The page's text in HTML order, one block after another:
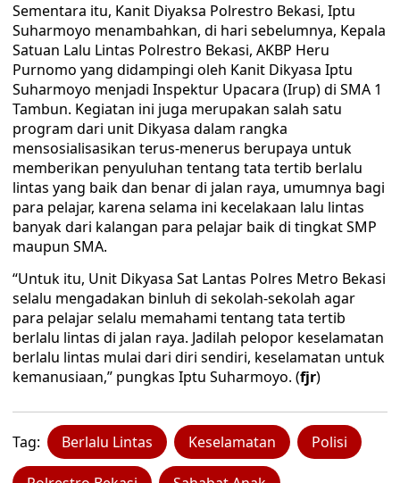
Sementara itu, Kanit Diyaksa Polrestro Bekasi, Iptu
Suharmoyo menambahkan, di hari sebelumnya, Kepala
Satuan Lalu Lintas Polrestro Bekasi, AKBP Heru
Purnomo yang didampingi oleh Kanit Dikyasa Iptu
Suharmoyo menjadi Inspektur Upacara (Irup) di SMA 1
Tambun. Kegiatan ini juga merupakan salah satu
program dari unit Dikyasa dalam rangka
mensosialisasikan terus-menerus berupaya untuk
memberikan penyuluhan tentang tata tertib berlalu
lintas yang baik dan benar di jalan raya, umumnya bagi
para pelajar, karena selama ini kecelakaan lalu lintas
banyak dari kalangan para pelajar baik di tingkat SMP
maupun SMA.
“Untuk itu, Unit Dikyasa Sat Lantas Polres Metro Bekasi
selalu mengadakan binluh di sekolah-sekolah agar
para pelajar selalu memahami tentang tata tertib
berlalu lintas di jalan raya. Jadilah pelopor keselamatan
berlalu lintas mulai dari diri sendiri, keselamatan untuk
kemanusiaan,” pungkas Iptu Suharmoyo. (fjr)
Tag: Berlalu Lintas Keselamatan Polisi